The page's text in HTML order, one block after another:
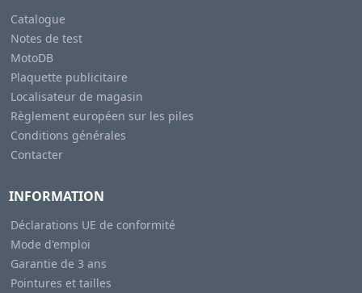
Catalogue
Notes de test
MotoDB
Plaquette publicitaire
Localisateur de magasin
Règlement européen sur les piles
Conditions générales
Contacter
INFORMATION
Déclarations UE de conformité
Mode d'emploi
Garantie de 3 ans
Pointures et tailles